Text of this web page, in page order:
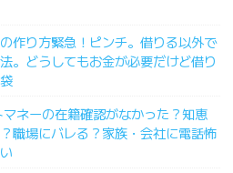
作り方緊急！ピンチ。借りる以外で
。どうしてもお金が必要だけど借り
ネーの在籍確認がなかった？知恵
職場にバレる？家族・会社に電話怖